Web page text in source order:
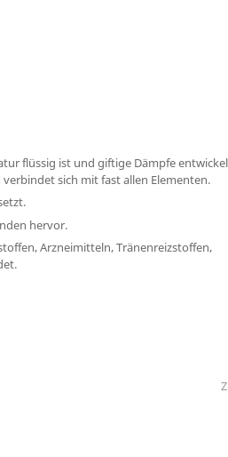
flüssig ist und giftige Dämpfe
sich mit fast allen Elementen.
hervor.
Arzneimitteln, Tränenreizstoffen,